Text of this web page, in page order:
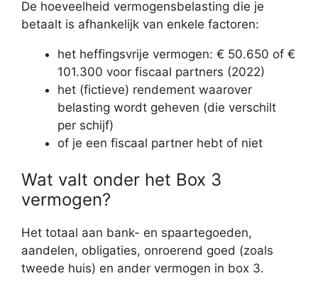
De hoeveelheid vermogensbelasting die je
betaalt is afhankelijk van enkele factoren:
het heffingsvrije vermogen: € 50.650 of €
101.300 voor fiscaal partners (2022)
het (fictieve) rendement waarover
belasting wordt geheven (die verschilt
per schijf)
of je een fiscaal partner hebt of niet
Wat valt onder het Box 3
vermogen?
Het totaal aan bank- en spaartegoeden,
aandelen, obligaties, onroerend goed (zoals
tweede huis) en ander vermogen in box 3.